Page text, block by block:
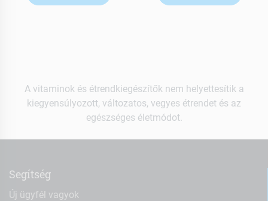
A vitaminok és étrendkiegészítők nem helyettesítik a
kiegyensúlyozott, változatos, vegyes étrendet és az
egészséges életmódot.
Segítség
Új ügyfél vagyok